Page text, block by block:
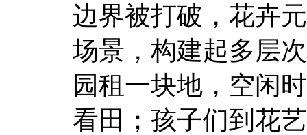
边界被打破，花卉
场景，构建起多层
园租一块地，空闲
看田；孩子们到花